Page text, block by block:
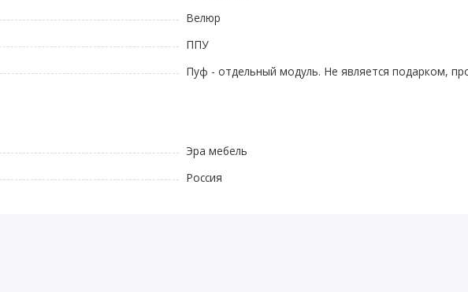
Велюр
ППУ
Пуф - отдельный модуль. Не является подарком,
Эра мебель
Россия